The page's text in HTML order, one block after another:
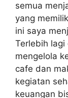
semua
yang
ini saya
Terlebih lagi
mengelola
cafe dan
kegiatan
keuangan